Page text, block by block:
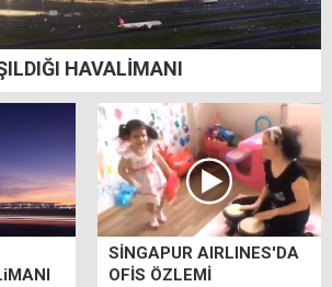
HAVALİMANI
SİNGAPUR AIRLINES'DA
OFİS ÖZLEMİ